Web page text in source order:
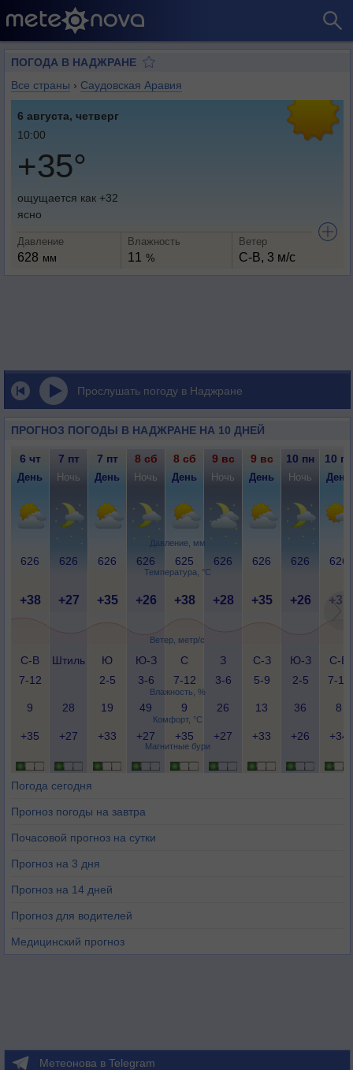
ПОГОДА В НАДЖРАНЕ
Все страны › Саудовская Аравия
6 августа, четверг
10:00
+35°
ощущается как +32
ясно
Давление
628 мм
Влажность
11 %
Ветер
С-В, 3 м/с
Прослушать погоду в Наджране
ПРОГНОЗ ПОГОДЫ В НАДЖРАНЕ НА 10 ДНЕЙ
Давление, мм
Температура, °C
Ветер, метр/с
Влажность, %
Комфорт, °C
Магнитные бури
6 чт 7 пт 7 пт 8 сб 8 сб 9 вс 9 вс 10 пн 10 пн
День Ночь День Ночь День Ночь День Ночь День
626 626 626 626 625 626 626 626 626
+38 +27 +35 +26 +38 +28 +35 +26 +37
С-В
7-12
Штиль
Ю
2-5
Ю-З
3-6
С
7-12
З
3-6
С-З
5-9
Ю-З
2-5
С-В
7-12
9 28 19 49 9 26 13 36 8
+35 +27 +33 +27 +35 +27 +33 +26 +34
Погода сегодня
Прогноз погоды на завтра
Почасовой прогноз на сутки
Прогноз на 3 дня
Прогноз на 14 дней
Прогноз для водителей
Медицинский прогноз
Метеонова в Telegram